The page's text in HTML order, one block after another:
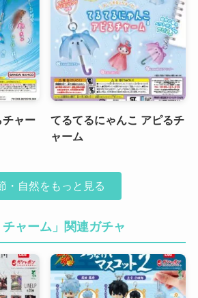
チャー
てるてるにゃんこ アピるチ
ャーム
・自然をもっと見る
チャーム」関連ガチャ